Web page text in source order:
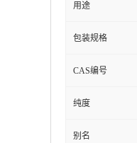
用途
包装规格
CAS编号
纯度
别名